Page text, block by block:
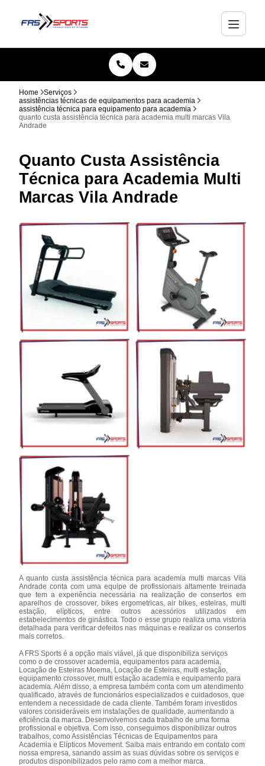
Home
Serviços
assistências técnicas de equipamentos para academia
assistência técnica para equipamento para academia
quanto custa assistência técnica para academia multi marcas Vila
Andrade
Quanto Custa Assistência
Técnica para Academia Multi
Marcas Vila Andrade
A quanto custa assistência técnica para academia multi marcas Vila
Andrade conta com uma equipe de profissionais altamente treinada
que tem a experiência necessária na realização de consertos em
aparelhos de crossover, bikes ergometricas, air bikes, esteiras, multi
estação, elípticos, entre outros acessórios utilizados em
estabelecimentos de ginástica. Todo o esse grupo realiza uma vistoria
detalhada para verificar defeitos nas máquinas e realizar os consertos
mais corretos.
A FRS Sports é a opção mais viável, já que disponibiliza serviços
como o de crossover academia, equipamentos para academia,
Locação de Esteiras Moema, Locação de Esteiras, multi estação,
equipamento crossover, multi estação academia e equipamento para
academia. Além disso, a empresa também conta com um atendimento
qualificado, através de funcionários especializados e cuidadosos, que
entendem a necessidade de cada cliente. Também foram investidos
valores consideráveis em instalações de qualidade, aumentando a
eficiência da marca. Desenvolvemos cada trabalho de uma forma
profissional e objetiva. Com isso, conseguimos disponibilizar outros
trabalhos, como Assistências Técnicas de Equipamentos para
Academia e Elípticos Movement. Saiba mais entrando em contato com
nossa empresa, sanando assim as suas dúvidas sobre os serviços e
produtos disponibilizados pelo ramo com a melhor marca.